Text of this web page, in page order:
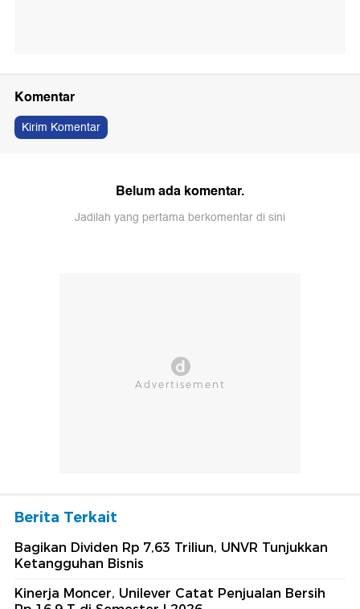
Komentar
Kirim Komentar
Belum ada komentar.
Jadilah yang pertama berkomentar di sini
Berita Terkait
Bagikan Dividen Rp 7,63 Triliun, UNVR Tunjukkan
Ketangguhan Bisnis
Kinerja Moncer, Unilever Catat Penjualan Bersih